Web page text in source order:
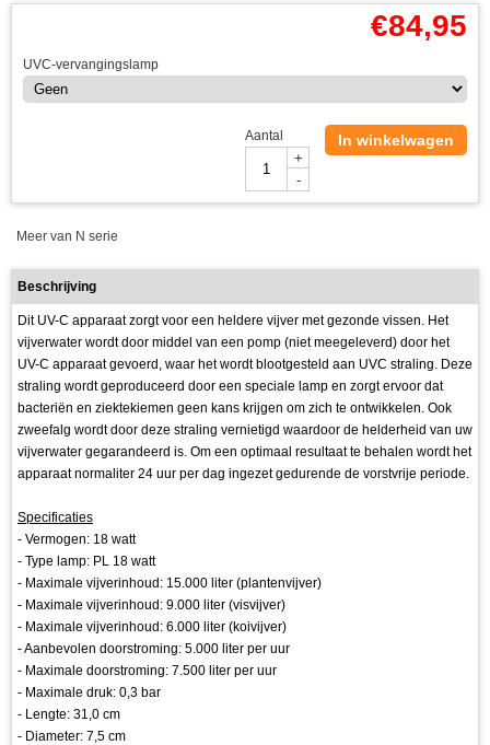
€84,95
UVC-vervangingslamp
Aantal
+
-
In winkelwagen
Meer van N serie
Beschrijving
Dit UV-C apparaat zorgt voor een heldere vijver met gezonde vissen. Het
vijverwater wordt door middel van een pomp (niet meegeleverd) door het
UV-C apparaat gevoerd, waar het wordt blootgesteld aan UVC straling. Deze
straling wordt geproduceerd door een speciale lamp en zorgt ervoor dat
bacteriën en ziektekiemen geen kans krijgen om zich te ontwikkelen. Ook
zweefalg wordt door deze straling vernietigd waardoor de helderheid van uw
vijverwater gegarandeerd is. Om een optimaal resultaat te behalen wordt het
apparaat normaliter 24 uur per dag ingezet gedurende de vorstvrije periode.
Specificaties
- Vermogen: 18 watt
- Type lamp: PL 18 watt
- Maximale vijverinhoud: 15.000 liter (plantenvijver)
- Maximale vijverinhoud: 9.000 liter (visvijver)
- Maximale vijverinhoud: 6.000 liter (koivijver)
- Aanbevolen doorstroming: 5.000 liter per uur
- Maximale doorstroming: 7.500 liter per uur
- Maximale druk: 0,3 bar
- Lengte: 31,0 cm
- Diameter: 7,5 cm